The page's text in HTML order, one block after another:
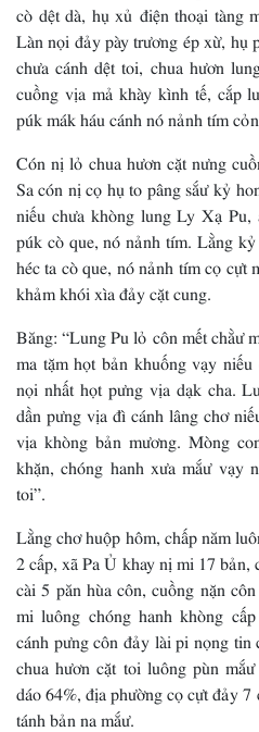
cò dệt dà, hụ xủ điện thoại tàng
Làn nọi đảy pày trương ép xừ, hụ
chưa cánh dệt toi, chua hươn
cuồng vịa mả khày kình tế, cắp
púk mák háu cánh nó nảnh tím
Cón nị lỏ chua hươn cặt nưng
Sa cón nị cọ hụ to pâng sắư kỷ
niếu chưa khòng lung Ly Xạ Pu,
púk cò que, nó nảnh tím. Lằng
héc ta cò que, nó nảnh tím cọ cựt
khảm khói xìa đảy cặt cung.
Băng: “Lung Pu lỏ côn mết chằư
ma tặm họt bản khuống vạy
nọi nhất họt pưng vịa dạk cha.
dần pưng vịa đì cánh lâng chơ
vịa khòng bản mương. Mòng
khặn, chóng hanh xưa mắư vạy
toi”.
Lằng chơ huộp hôm, chấp năm
2 cấp, xã Pa Ủ khay nị mi 17 bản,
cài 5 păn hùa côn, cuồng nặn
mi luông chóng hanh khòng
cánh pưng côn đảy lài pi nọng
chua hươn cặt toi luông pùn
dáo 64%, địa phường cọ cựt đảy
tánh bản na mắư.